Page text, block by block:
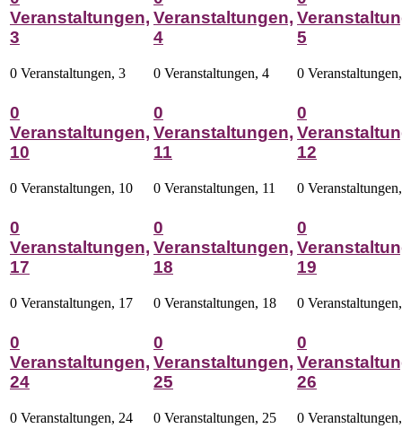
Veranstaltungen,
3
0 Veranstaltungen, 3
Veranstaltungen,
4
0 Veranstaltungen, 4
5
0
0
Veranstaltungen,
10
0 Veranstaltungen, 10
0
Veranstaltungen,
11
0 Veranstaltungen, 11
0
12
0
0
Veranstaltungen,
17
0 Veranstaltungen, 17
0
Veranstaltungen,
18
0 Veranstaltungen, 18
0
19
0
0
Veranstaltungen,
24
0 Veranstaltungen, 24
0
Veranstaltungen,
25
0 Veranstaltungen, 25
0
26
0